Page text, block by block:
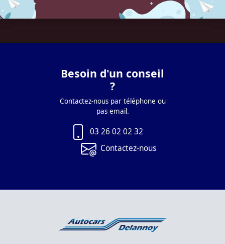
Besoin d'un conseil
?
Contactez-nous par téléphone ou
pas email.
03 26 02 02 32
Contactez-nous